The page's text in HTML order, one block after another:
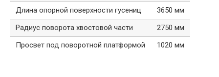
Длина опорной поверхности гусениц
3650 мм
Радиус поворота хвостовой части
2750 мм
Просвет под поворотной платформой
1020 мм